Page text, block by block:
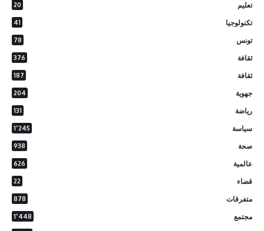
تعليم 20
تكنولوجيا 41
تونس 78
ثقافة 376
ثقافة 187
جهوية 204
رياضة 131
سياسة 1٬245
صحة 938
عالمية 626
قضاء 22
متفرقات 878
مجتمع 1٬448